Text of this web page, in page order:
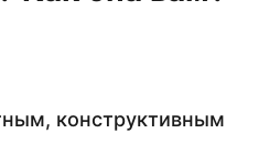
конструктивным